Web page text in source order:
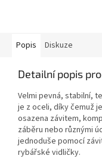
Popis Diskuze
Detailní popis
Velmi pevná, stabilní,
je z oceli, díky čemuž
osazena závitem,
záběru nebo různými
jednoduše pomocí
rybářské vidličky.